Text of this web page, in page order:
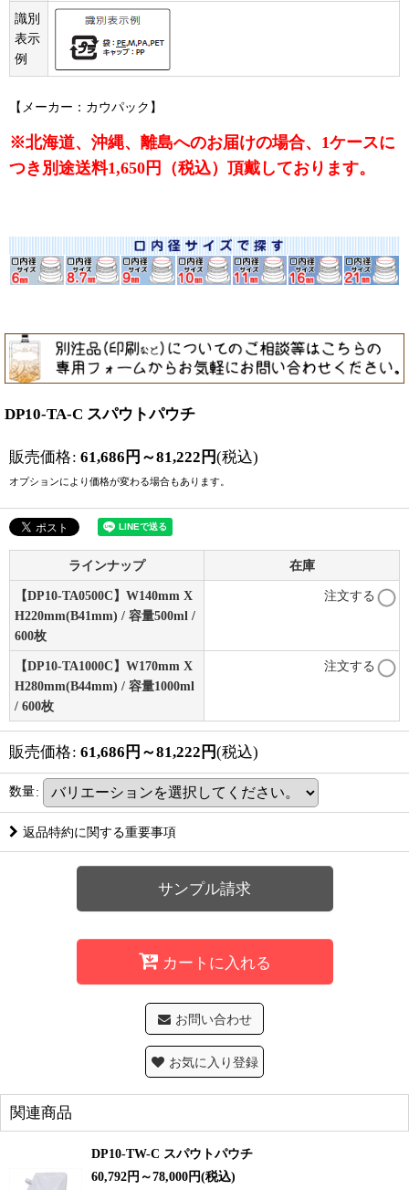
識別
表示
例
【メーカー：カウパック】
※北海道、沖縄、離島へのお届けの場合、1ケースに
つき別途送料1,650円（税込）頂戴しております。
DP10-TA-C スパウトパウチ
販売価格: 61,686 円 ～81,222 円(税込)
オプションにより価格が変わる場合もあります。
ラインナップ 在庫
【DP10-TA0500C】W140mm X
H220mm(B41mm) / 容量500ml /
600枚
注文する
【DP10-TA1000C】W170mm X
H280mm(B44mm) / 容量1000ml
/ 600枚
注文する
販売価格: 61,686 円 ～81,222 円(税込)
数量:
返品特約に関する重要事項
サンプル請求
カートに入れる
お問い合わせ
お気に入り登録
関連商品
DP10-TW-C スパウトパウチ
60,792円 ～78,000円(税込)